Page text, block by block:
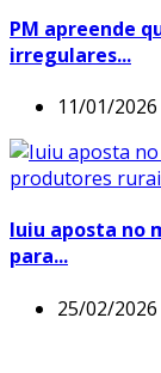
PM apreende
irregulares...
11/01/2026
Iuiu aposta no
para...
25/02/2026